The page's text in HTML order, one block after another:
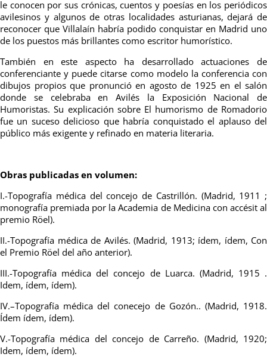
le conocen por sus crónicas, cuentos y poesías en los periódicos
avilesinos y algunos de otras localidades asturianas, dejará de
reconocer que Villalaín habría podido conquistar en Madrid uno
de los puestos más brillantes como escritor humorístico.
También en este aspecto ha desarrollado actuaciones de
conferenciante y puede citarse como modelo la conferencia con
dibujos propios que pronunció en agosto de 1925 en el salón
donde se celebraba en Avilés la Exposición Nacional de
Humoristas. Su explicación sobre El humorismo de Romadorio
fue un suceso delicioso que habría conquistado el aplauso del
público más exigente y refinado en materia literaria.
Obras publicadas en volumen:
I.-Topografía médica del concejo de Castrillón. (Madrid, 1911 ;
monografía premiada por la Academia de Medicina con accésit al
premio Röel).
II.-Topografía médica de Avilés. (Madrid, 1913; ídem, ídem, Con
el Premio Röel del año anterior).
III.-Topografía médica del concejo de Luarca. (Madrid, 1915 .
Idem, ídem, ídem).
IV.–Topografía médica del conecejo de Gozón.. (Madrid, 1918.
Ídem ídem, ídem).
V.-Topografía médica del concejo de Carreño. (Madrid, 1920;
Idem, ídem, ídem).